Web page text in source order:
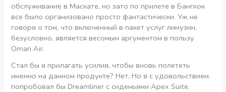
обслуживание в Маскате, но зато по прилете в Бангкок
все было организовано просто фантастически. Уж не
говоря о том, что включенный в пакет услуг лимузин,
безусловно, является весомым аргументом в пользу
Oman Air.
Стал бы я прилагать усилия, чтобы вновь полететь
именно на данном продукте? Нет. Но я с удовольствием
попробовал бы Dreamliner с сиденьями Apex Suite.